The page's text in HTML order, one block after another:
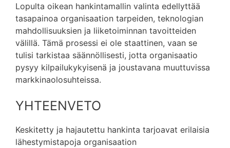
Lopulta oikean hankintamallin valinta edellyttää
tasapainoa organisaation tarpeiden, teknologian
mahdollisuuksien ja liiketoiminnan tavoitteiden
välillä. Tämä prosessi ei ole staattinen, vaan se
tulisi tarkistaa säännöllisesti, jotta organisaatio
pysyy kilpailukykyisenä ja joustavana muuttuvissa
markkinaolosuhteissa.
YHTEENVETO
Keskitetty ja hajautettu hankinta tarjoavat erilaisia
lähestymistapoja organisaation